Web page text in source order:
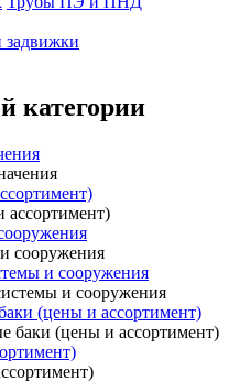
категории
и сооружения
(цены и ассортимент)